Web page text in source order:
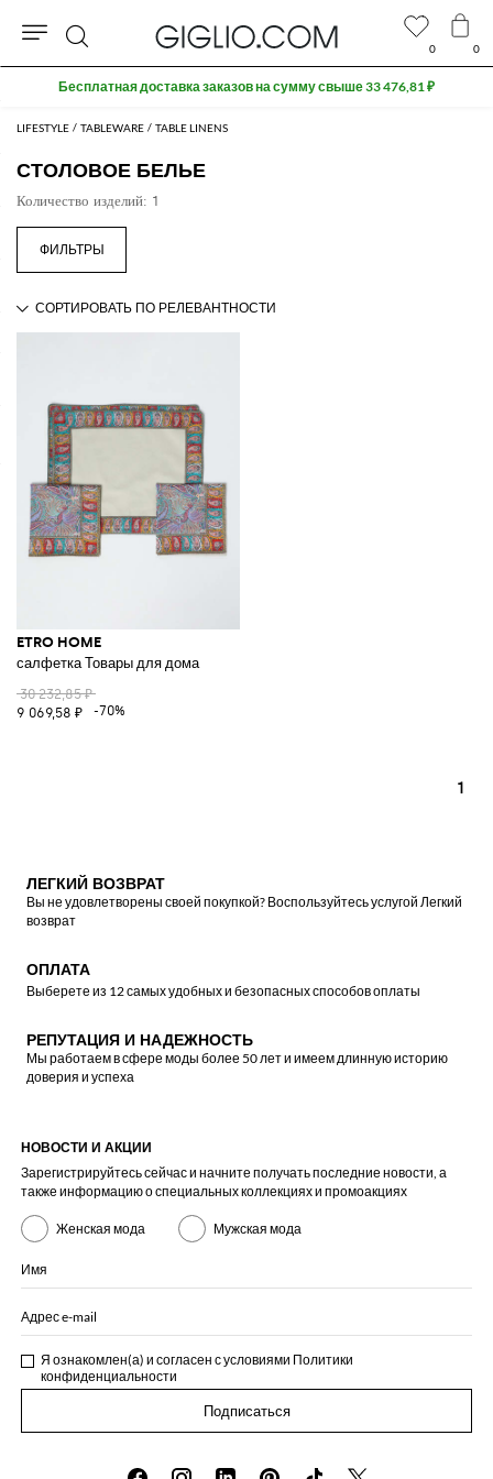
LIFESTYLE TABLEWARE TABLE LINENS
СТОЛОВОЕ БЕЛЬЕ
Количество изделий: 1
ETRO HOME
салфетка Товары для дома
30 232,85 ₽
9 069,58 ₽
-70%
1
0 0
Поиск
Бесплатная доставка заказов на сумму свыше 33 476,81 ₽
ЛЕГКИЙ ВОЗВРАТ
Вы не удовлетворены своей покупкой? Воспользуйтесь услугой Легкий
возврат
ОПЛАТА
Выберете из 12 самых удобных и безопасных способов оплаты
РЕПУТАЦИЯ И НАДЕЖНОСТЬ
Мы работаем в сфере моды более 50 лет и имеем длинную историю
доверия и успеха
НОВОСТИ И АКЦИИ
Зарегистрируйтесь сейчас и начните получать последние новости, а
также информацию о специальных коллекциях и промоакциях
Женская мода Мужская мода
Имя
Адрес e-mail
Я ознакомлен(а) и согласен с условиями Политики
конфиденциальности
Подписаться